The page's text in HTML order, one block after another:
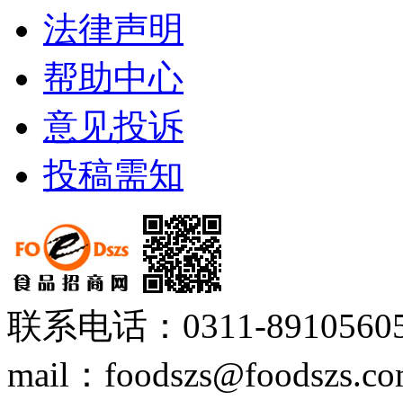
法律声明
帮助中心
意见投诉
投稿需知
联系电话：0311-
mail：